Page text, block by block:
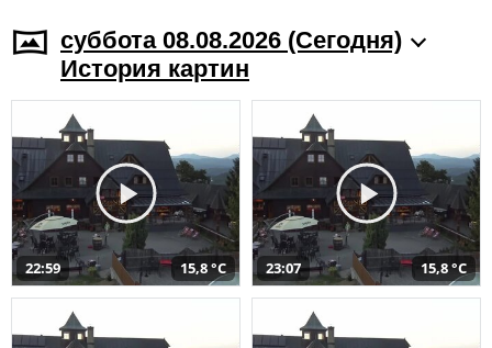
суббота 08.08.2026 (Cегодня)
История картин
22:59 15,8 °C 23:07 15,8 °C